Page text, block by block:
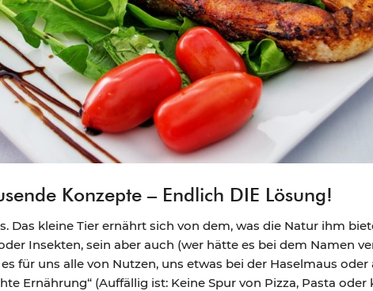
Konzepte – Endlich DIE Lösung!
Das kleine Tier ernährt sich von dem, was die Natur ihm
Insekten, sein aber auch (wer hätte es bei dem Namen
für uns alle von Nutzen, uns etwas bei der Haselmaus
Ernährung“ (Auffällig ist: Keine Spur von Pizza, Pasta